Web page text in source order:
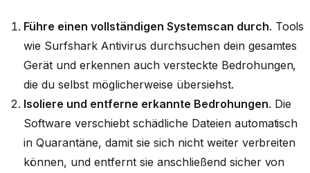
Führe einen vollständigen Systemscan durch. Tools
wie Surfshark Antivirus durchsuchen dein gesamtes
Gerät und erkennen auch versteckte Bedrohungen,
die du selbst möglicherweise übersiehst.
Isoliere und entferne erkannte Bedrohungen. Die
Software verschiebt schädliche Dateien automatisch
in Quarantäne, damit sie sich nicht weiter verbreiten
können, und entfernt sie anschließend sicher von